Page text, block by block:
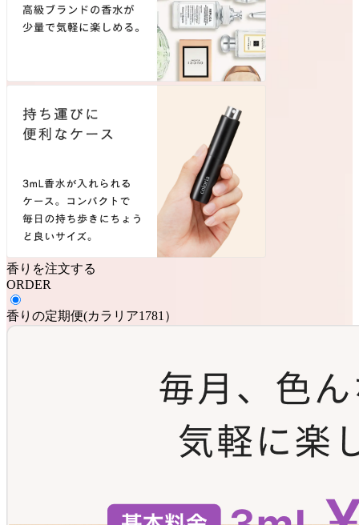
香りを注文する
ORDER
香りの定期便(カラリア1781 ）